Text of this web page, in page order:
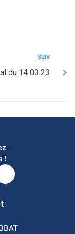
SUIV
du 14 03 23
!